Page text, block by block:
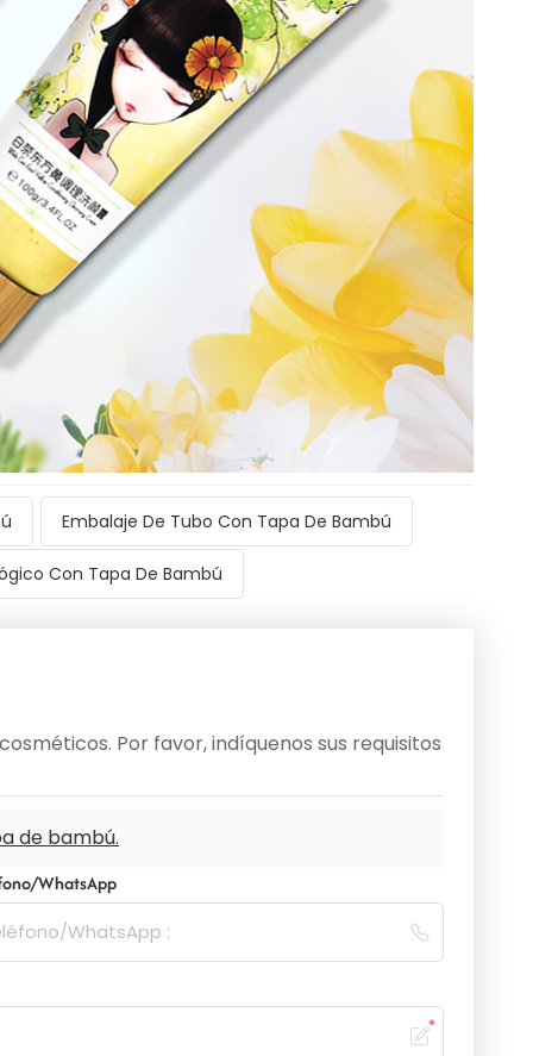
Embalaje De Tubo Con Tapa De Bambú
Con Tapa De Bambú
Por favor, indíquenos sus requisitos
de bambú.
WhatsApp